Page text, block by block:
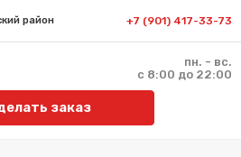
район +7 (901) 417-33-73
пн. - вс.
с 8:00 до 22:00
заказ